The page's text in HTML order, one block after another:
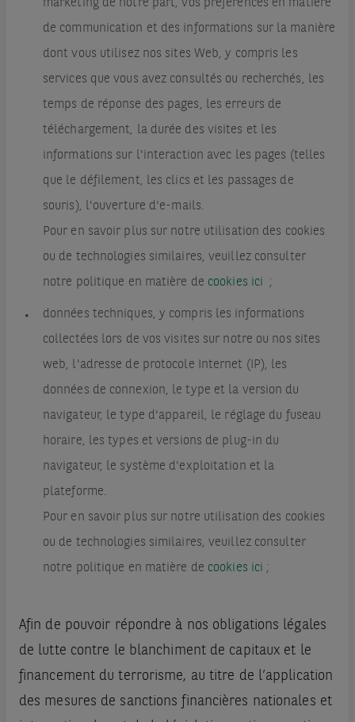
marketing de notre part, vos préférences en matière
de communication et des informations sur la manière
dont vous utilisez nos sites Web, y compris les
services que vous avez consultés ou recherchés, les
temps de réponse des pages, les erreurs de
téléchargement, la durée des visites et les
informations sur l'interaction avec les pages (telles
que le défilement, les clics et les passages de
souris), l'ouverture d'e-mails.
Pour en savoir plus sur notre utilisation des cookies
ou de technologies similaires, veuillez consulter
notre politique en matière de cookies ici ;
données techniques, y compris les informations
collectées lors de vos visites sur notre ou nos sites
web, l'adresse de protocole Internet (IP), les
données de connexion, le type et la version du
navigateur, le type d'appareil, le réglage du fuseau
horaire, les types et versions de plug-in du
navigateur, le système d'exploitation et la
plateforme.
Pour en savoir plus sur notre utilisation des cookies
ou de technologies similaires, veuillez consulter
notre politique en matière de cookies ici ;
Afin de pouvoir répondre à nos obligations légales
de lutte contre le blanchiment de capitaux et le
financement du terrorisme, au titre de l’application
des mesures de sanctions financières nationales et